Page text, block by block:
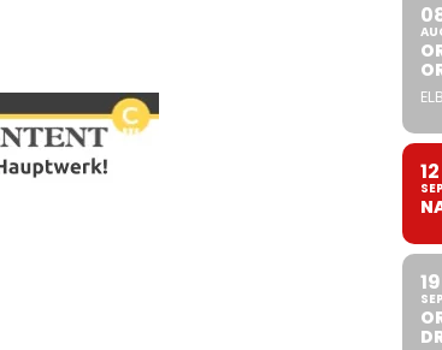
12
SEP
19
SEP